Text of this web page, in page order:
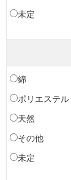
未定
綿
ポリエステル
天然
その他
未定